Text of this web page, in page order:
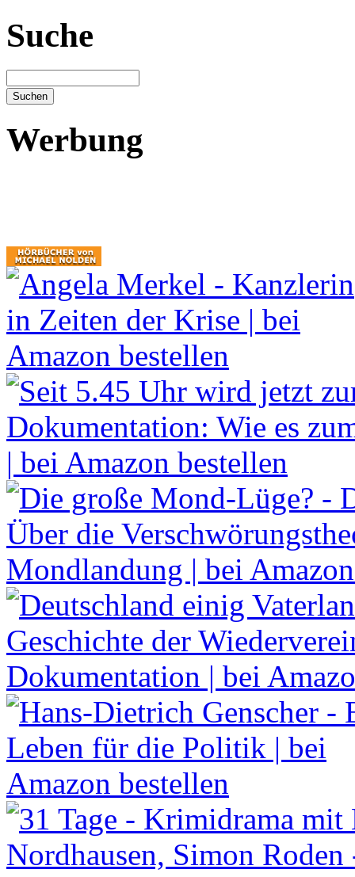
Suche
Werbung